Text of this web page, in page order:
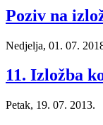
Poziv na
Nedjelja, 01. 07.
11. Izložba
Petak, 19. 07. 2013.